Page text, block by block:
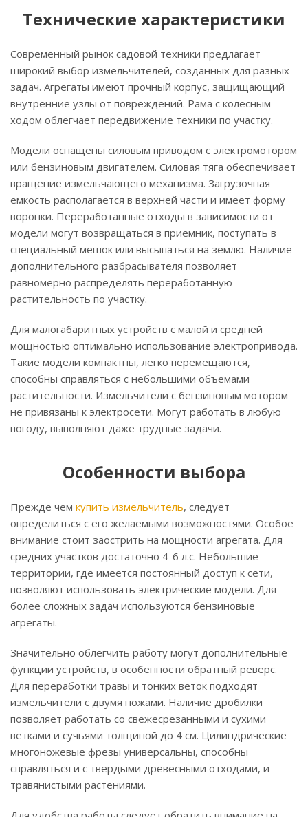
Технические характеристики
Современный рынок садовой техники предлагает
широкий выбор измельчителей, созданных для разных
задач. Агрегаты имеют прочный корпус, защищающий
внутренние узлы от повреждений. Рама с колесным
ходом облегчает передвижение техники по участку.
Модели оснащены силовым приводом с электромотором
или бензиновым двигателем. Силовая тяга обеспечивает
вращение измельчающего механизма. Загрузочная
емкость располагается в верхней части и имеет форму
воронки. Переработанные отходы в зависимости от
модели могут возвращаться в приемник, поступать в
специальный мешок или высыпаться на землю. Наличие
дополнительного разбрасывателя позволяет
равномерно распределять переработанную
растительность по участку.
Для малогабаритных устройств с малой и средней
мощностью оптимально использование электропривода.
Такие модели компактны, легко перемещаются,
способны справляться с небольшими объемами
растительности. Измельчители с бензиновым мотором
не привязаны к электросети. Могут работать в любую
погоду, выполняют даже трудные задачи.
Особенности выбора
Прежде чем купить измельчитель, следует
определиться с его желаемыми возможностями. Особое
внимание стоит заострить на мощности агрегата. Для
средних участков достаточно 4-6 л.с. Небольшие
территории, где имеется постоянный доступ к сети,
позволяют использовать электрические модели. Для
более сложных задач используются бензиновые
агрегаты.
Значительно облегчить работу могут дополнительные
функции устройств, в особенности обратный реверс.
Для переработки травы и тонких веток подходят
измельчители с двумя ножами. Наличие дробилки
позволяет работать со свежесрезанными и сухими
ветками и сучьями толщиной до 4 см. Цилиндрические
многоножевые фрезы универсальны, способны
справляться и с твердыми древесными отходами, и
травянистыми растениями.